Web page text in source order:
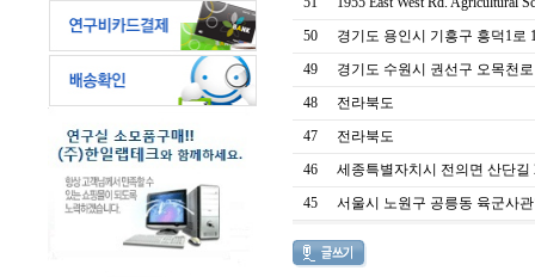
50
경기도 용인시 기흥구 흥덕1로
49
경기도 수원시 권선구 오목천로
48
전라북도
47
전라북도
46
세종특별자치시 전의면 산단길
45
서울시 노원구 공릉동 육군사